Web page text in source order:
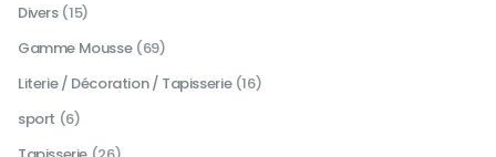
Divers (15)
Gamme Mousse (69)
Literie / Décoration / Tapisserie (16)
sport (6)